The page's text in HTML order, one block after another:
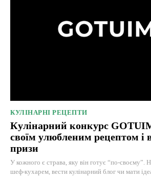
КУЛІНАРНІ РЕЦЕПТИ
Кулінарний конкурс
своїм улюбленим рецептом і
призи
У кожного є страва, яку він готує “по-своєму”.
шеф-кухарем, вести кулінарний блог чи мати